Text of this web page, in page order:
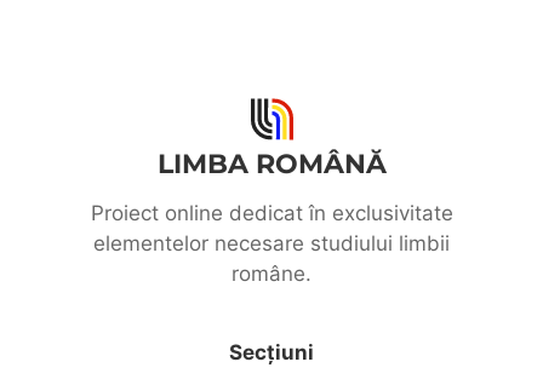
LIMBA ROMÂNĂ
Proiect online dedicat în exclusivitate
elementelor necesare studiului limbii
române.
Secțiuni